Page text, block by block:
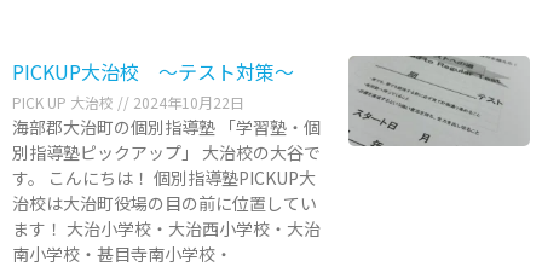
PICKUP大治校 ～テスト対策～
PICK UP 大治校 2024年10月22日
海部郡大治町の個別指導塾 「学習塾・個
別指導塾ピックアップ」 大治校の大谷で
す。 こんにちは！ 個別指導塾PICKUP大
治校は大治町役場の目の前に位置してい
ます！ 大治小学校・大治西小学校・大治
南小学校・甚目寺南小学校・